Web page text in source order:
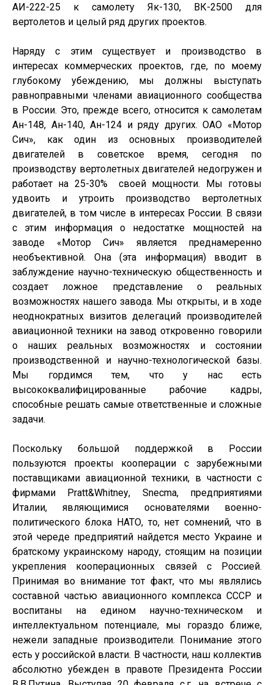
АИ-222-25 к самолету Як-130, ВК-2500 для
вертолетов и целый ряд других проектов.
Наряду с этим существует и производство в
интересах коммерческих проектов, где, по моему
глубокому убеждению, мы должны выступать
равноправными членами авиационного сообщества
в России. Это, прежде всего, относится к самолетам
Ан-148, Ан-140, Ан-124 и ряду других. ОАО «Мотор
Сич», как один из основных производителей
двигателей в советское время, сегодня по
производству вертолетных двигателей недогружен и
работает на 25-30%
своей мощности. Мы готовы
удвоить и утроить производство вертолетных
двигателей, в том числе в интересах России. В связи
с этим информация о недостатке мощностей на
заводе «Мотор Сич» является преднамеренно
необъективной. Она (эта информация) вводит в
заблуждение научно-техническую общественность и
создает ложное представление о реальных
возможностях нашего завода. Мы открыты, и в ходе
неоднократных визитов делегаций производителей
авиационной техники на завод откровенно говорили
о наших реальных возможностях и состоянии
производственной и научно-технологической базы.
Мы гордимся тем, что у нас есть
высококвалифицированные рабочие кадры,
способные решать самые ответственные и сложные
задачи.
Поскольку большой поддержкой в России
пользуются проекты кооперации с зарубежными
поставщиками авиационной техники, в частности с
фирмами Pratt&Whitney, Snecma, предприятиями
Италии, являющимися основателями военно-
политического блока НАТО, то, нет сомнений, что в
этой череде предприятий найдется место Украине и
братскому украинскому народу, стоящим на позиции
укрепления кооперационных связей с Россией.
Принимая во внимание тот факт, что мы являлись
составной частью авиационного комплекса СССР и
воспитаны на едином научно-техническом и
интеллектуальном потенциале, мы гораздо ближе,
нежели западные производители. Понимание этого
есть у российской власти. В частности, наш коллектив
абсолютно убежден в правоте Президента России